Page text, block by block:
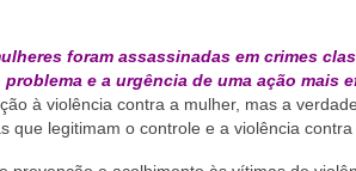
foram assassinadas em crimes
e a urgência de uma ação mais
à violência contra a mulher, mas a
legitimam o controle e a violência contra